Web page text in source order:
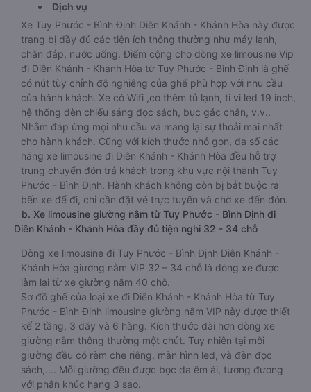
Dịch vụ
Xe Tuy Phước - Bình Định Diên Khánh - Khánh Hòa này được
trang bị đầy đủ các tiện ích thông thường như máy lạnh,
chăn đắp, nước uống. Điểm cộng cho dòng xe limousine Vip
đi Diên Khánh - Khánh Hòa từ Tuy Phước - Bình Định là ghế
có nút tùy chỉnh độ nghiêng của ghế phù hợp với nhu cầu
của hành khách. Xe có Wifi ,có thêm tủ lạnh, ti vi led 19 inch,
hệ thống đèn chiếu sáng đọc sách, bục gác chân, v.v..
Nhằm đáp ứng mọi nhu cầu và mang lại sự thoải mái nhất
cho hành khách. Cũng với kích thước nhỏ gọn, đa số các
hãng xe limousine đi Diên Khánh - Khánh Hòa đều hỗ trợ
trung chuyển đón trả khách trong khu vực nội thành Tuy
Phước - Bình Định. Hành khách không còn bị bắt buộc ra
bến xe để đi, chỉ cần đặt vé trực tuyến và chờ xe đến đón.
b. Xe limousine giường nằm từ Tuy Phước - Bình Định đi
Diên Khánh - Khánh Hòa đầy đủ tiện nghi 32 - 34 chỗ
Dòng xe limousine đi Tuy Phước - Bình Định Diên Khánh -
Khánh Hòa giường nằm VIP 32 – 34 chỗ là dòng xe được
làm lại từ xe giường nằm 40 chỗ.
Sơ đồ ghế của loại xe đi Diên Khánh - Khánh Hòa từ Tuy
Phước - Bình Định limousine giường nằm VIP này được thiết
kế 2 tầng, 3 dãy và 6 hàng. Kích thước dài hơn dòng xe
giường nằm thông thường một chút. Tuy nhiên tại mỗi
giường đều có rèm che riêng, màn hình led, và đèn đọc
sách,…. Mỗi giường đều được bọc da êm ái, tương đương
với phân khúc hạng 3 sao.